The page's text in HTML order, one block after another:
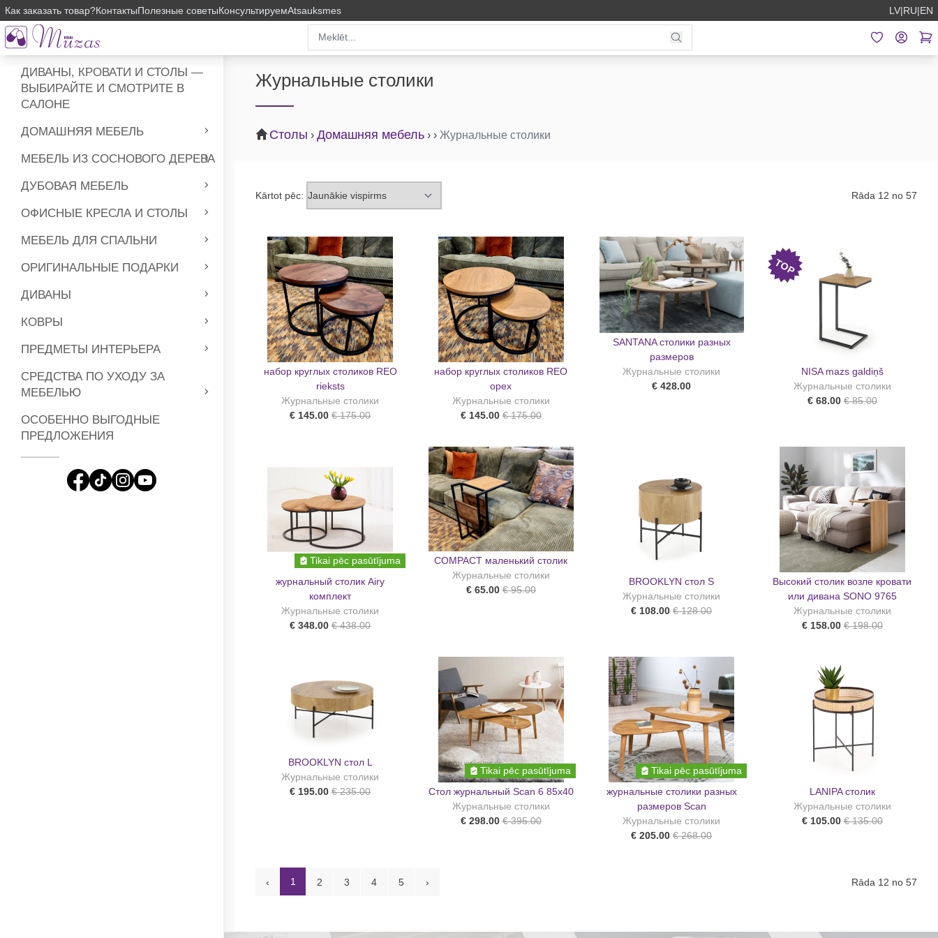
ДИВАНЫ, КРОВАТИ И СТОЛЫ —
ВЫБИРАЙТЕ И СМОТРИТЕ В
САЛОНЕ
ДОМАШНЯЯ МЕБЕЛЬ
МЕБЕЛЬ ИЗ СОСНОВОГО ДЕРЕВА
ДУБОВАЯ МЕБЕЛЬ
ОФИСНЫЕ КРЕСЛА И СТОЛЫ
МЕБЕЛЬ ДЛЯ СПАЛЬНИ
ОРИГИНАЛЬНЫЕ ПОДАРКИ
ДИВАНЫ
КОВРЫ
ПРЕДМЕТЫ ИНТЕРЬЕРА
СРЕДСТВА ПО УХОДУ ЗА
МЕБЕЛЬЮ
ОСОБЕННО ВЫГОДНЫЕ
ПРЕДЛОЖЕНИЯ
Как заказать товар?КонтактыПолезные советыКонсультируемAtsauksmes LV|RU|EN
Журнальные столики
Столы › Домашняя мебель › › Журнальные столики
Kārtot pēc: Rāda 12 no 57
набор круглых столиков REO
rieksts
Журнальные столики
€ 145.00 € 175.00
набор круглых столиков REO
орех
Журнальные столики
€ 145.00 € 175.00
SANTANA столики разных
размеров
Журнальные столики
€ 428.00
TOP
NISA mazs galdiņš
Журнальные столики
€ 68.00 € 85.00
Tikai pēc pasūtījuma
журнальный столик Airy
комплект
Журнальные столики
€ 348.00 € 438.00
COMPACT маленький столик
Журнальные столики
€ 65.00 € 95.00
BROOKLYN стол S
Журнальные столики
€ 108.00 € 128.00
Высокий столик возле кровати
или дивана SONO 9765
Журнальные столики
€ 158.00 € 198.00
BROOKLYN стол L
Журнальные столики
€ 195.00 € 235.00
Tikai pēc pasūtījuma
Стол журнальный Scan 6 85x40
Журнальные столики
€ 298.00 € 395.00
Tikai pēc pasūtījuma
журнальные столики разных
размеров Scan
Журнальные столики
€ 205.00 € 268.00
LANIPA столик
Журнальные столики
€ 105.00 € 135.00
‹ 1 2 3 4 5 › Rāda 12 no 57